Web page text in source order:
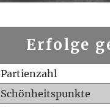
Erfolge
Partienzahl
Schönheitspunkte